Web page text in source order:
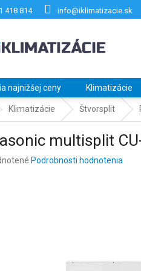
418 814 info@iklimatizacie.sk
najnižšej ceny Klimatizácie
Klimatizácie Štvorsplit
multisplit
Podrobnosti hodnotenia